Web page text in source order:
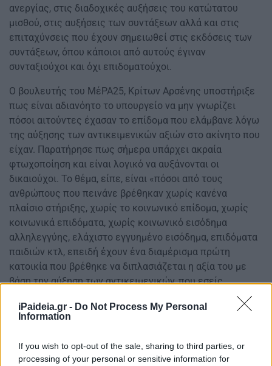
iPaideia.gr - Do Not Process My Personal
Information
If you wish to opt-out of the sale, sharing to third parties, or
processing of your personal or sensitive information for
ανεργίας, στις διαδοχικές αυξήσεις του κατώτατου
μισθού, στις αυξήσεις των συντάξεων αλλά και στις
επιταχύνσεις που έχουν σημειωθεί στις εκδόσεις των
συντάξεων, όπου κάποιοι από αυτούς έγιναν
συνταξιούχοι και όχι επιδοματούχοι.
Ο βουλευτής του ΜέΡΑ25, Κρίτων Αρσένης υποστήριξε
πως είναι αδιανόητο το υπουργείο να μην γνωρίζει
πόσοι αιτούντες έχασαν το επίδομα που ελάμβανε λόγω
της αύξησης των αντικειμενικών αξιών στο ακίνητο που
είχαν. Παρατήρησε πως σήμερα υπάρχει ακραία
φτωχοποίηση και είναι λογικό να αυξάνονται οι
δικαιούχοι. Το θέμα, είπε, είναι «πόσοι από τους
ανθρώπους που πεινάνε βρέθηκαν χωρίς κανένα
πλαίσιο στήριξης, χωρίς το κοινωνικό επίδομα, χωρίς
κοινωνικά επιδόματα, χωρίς κοινωνικό εισόδημα
αλληλεγγύης, ελάχιστο εγγυημένο εισόδημα, επιδόματα
παιδιών κτλ, επειδή έχουν ένα διαμέρισμα πρώτη
κατοικία που βρέθηκε να διπλασιάζεται η αξία του με
βάση την αύξηση των αντικειμενικών, που εσείς
επιλέξατε να κάνετε». Πρότεινε να υπάρχουν κοινωνικοί
λειτουργοί που θα εξετάζουν και θα εκτιμούν τις
αντικειμενικών αξιών βγαίνουν εκτός του συστήματος.